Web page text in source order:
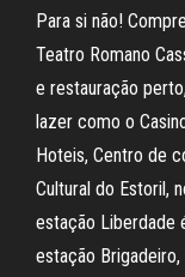
Para si não!
Teatro Romano
e restauração
lazer como o
Hoteis, Centro de
Cultural do Estoril,
estação Liberdade
estação